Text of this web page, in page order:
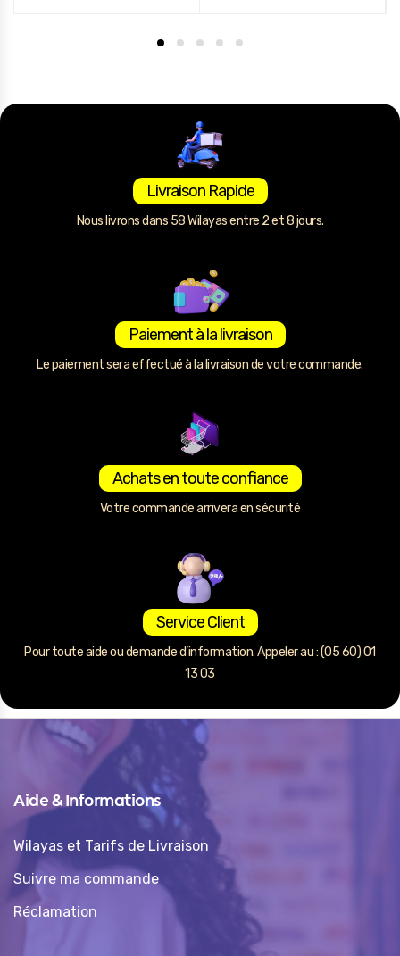
Livraison Rapide
Nous livrons dans 58 Wilayas entre 2 et 8 jours.
Paiement à la livraison
Le paiement sera effectué à la livraison de votre commande.
Achats en toute confiance
Votre commande arrivera en sécurité
Service Client
Pour toute aide ou demande d’information. Appeler au : (05 60) 01
13 03
Aide & Informations
Wilayas et Tarifs de Livraison
Suivre ma commande
Réclamation